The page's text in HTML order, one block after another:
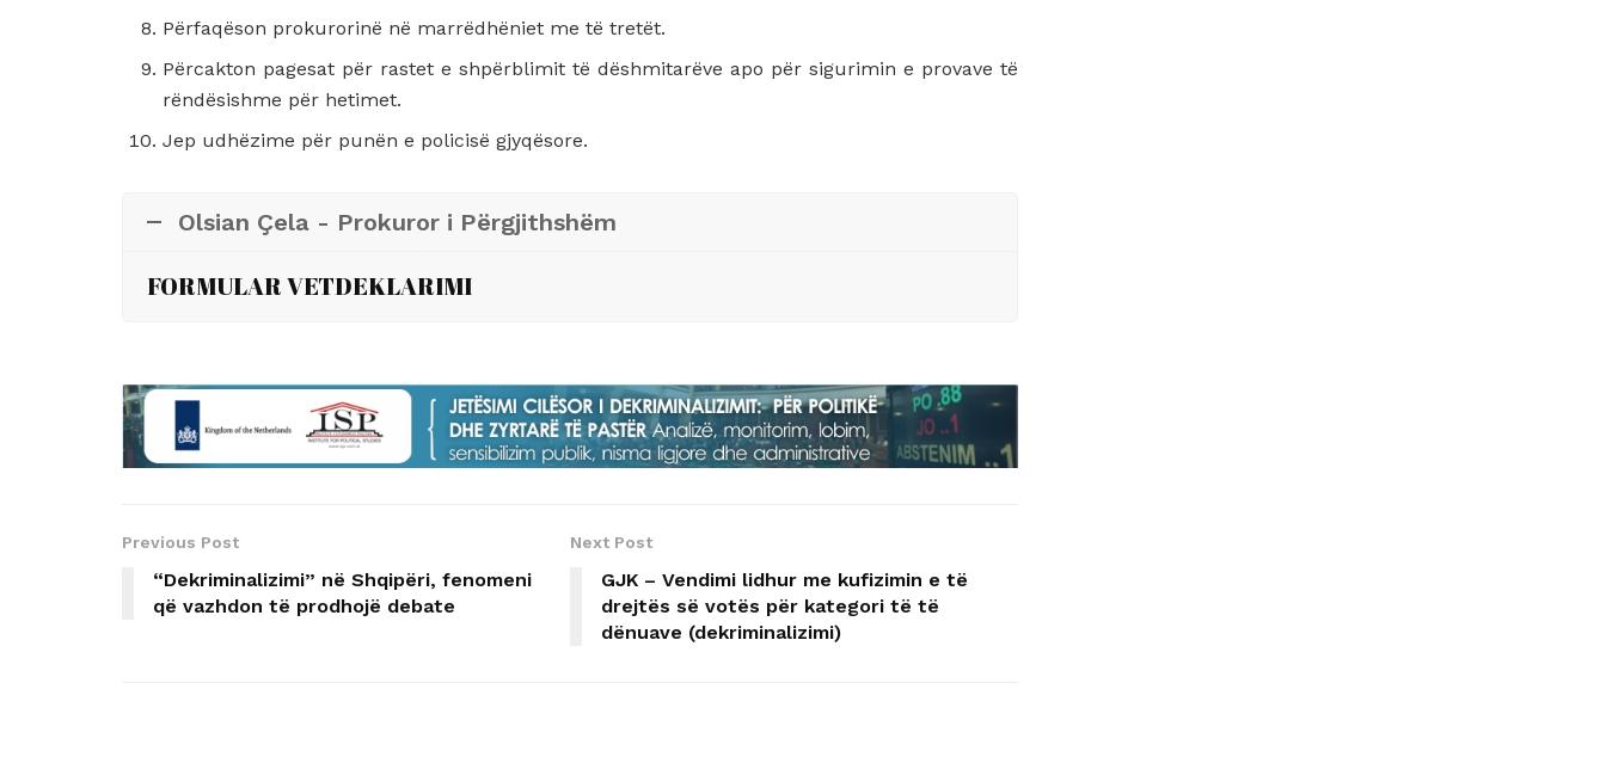
Përfaqëson prokurorinë në marrëdhëniet me të tretët.
Përcakton pagesat për rastet e shpërblimit të dëshmitarëve apo për sigurimin e provave të
rëndësishme për hetimet.
Jep udhëzime për punën e policisë gjyqësore.
Olsian Çela - Prokuror i Përgjithshëm
FORMULAR VETDEKLARIMI
Previous Post
“Dekriminalizimi” në Shqipëri, fenomeni
që vazhdon të prodhojë debate
Next Post
GJK – Vendimi lidhur me kufizimin e të
drejtës së votës për kategori të të
dënuave (dekriminalizimi)